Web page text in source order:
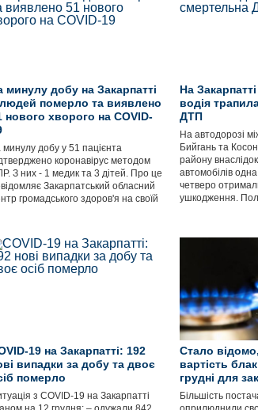
минулу добу на Закарпатті
померло та виявлено
нового хворого на COVID-
минулу добу у 51 пацієнта
коронавірус методом
З них - 1 медик та 3 дітей. Про це
Закарпатський обласний
громадського здоров'я на своїй
На
водія
ДТП
На автодорозі
Бийгань та
району
автомобілів
четверо
ушкодження.
19 на Закарпатті: 192
випадки за добу та двоє
померло
з COVID-19 на Закарпатті
Стало
вартість
грудні для
Більшість